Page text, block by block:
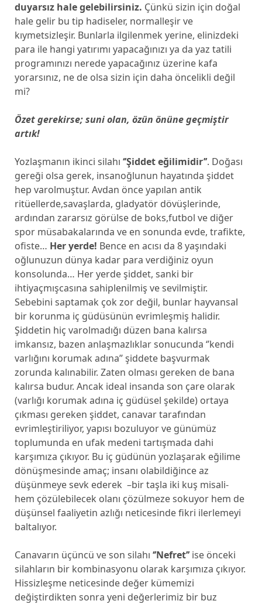
duyarsız hale gelebilirsiniz. Çünkü sizin için doğal
hale gelir bu tip hadiseler, normalleşir ve
kıymetsizleşir. Bunlarla ilgilenmek yerine, elinizdeki
para ile hangi yatırımı yapacağınızı ya da yaz tatili
programınızı nerede yapacağınız üzerine kafa
yorarsınız, ne de olsa sizin için daha öncelikli değil
mi?
Özet gerekirse; suni olan, özün önüne geçmiştir
artık!
Yozlaşmanın ikinci silahı ‘’Şiddet eğilimidir’’. Doğası
gereği olsa gerek, insanoğlunun hayatında şiddet
hep varolmuştur. Avdan önce yapılan antik
ritüellerde,savaşlarda, gladyatör dövüşlerinde,
ardından zararsız görülse de boks,futbol ve diğer
spor müsabakalarında ve en sonunda evde, trafikte,
ofiste… Her yerde! Bence en acısı da 8 yaşındaki
oğlunuzun dünya kadar para verdiğiniz oyun
konsolunda… Her yerde şiddet, sanki bir
ihtiyaçmışcasına sahiplenilmiş ve sevilmiştir.
Sebebini saptamak çok zor değil, bunlar hayvansal
bir korunma iç güdüsünün evrimleşmiş halidir.
Şiddetin hiç varolmadığı düzen bana kalırsa
imkansız, bazen anlaşmazlıklar sonucunda ‘’kendi
varlığını korumak adına’’ şiddete başvurmak
zorunda kalınabilir. Zaten olması gereken de bana
kalırsa budur. Ancak ideal insanda son çare olarak
(varlığı korumak adına iç güdüsel şekilde) ortaya
çıkması gereken şiddet, canavar tarafından
evrimleştiriliyor, yapısı bozuluyor ve günümüz
toplumunda en ufak medeni tartışmada dahi
karşımıza çıkıyor. Bu iç güdünün yozlaşarak eğilime
dönüşmesinde amaç; insanı olabildiğince az
düşünmeye sevk ederek –bir taşla iki kuş misali-
hem çözülebilecek olanı çözülmeze sokuyor hem de
düşünsel faaliyetin azlığı neticesinde fikri ilerlemeyi
baltalıyor.
Canavarın üçüncü ve son silahı ‘’Nefret’’ise önceki
silahların bir kombinasyonu olarak karşımıza çıkıyor.
Hissizleşme neticesinde değer kümemizi
değiştirdikten sonra yeni değerlerimiz bir buz